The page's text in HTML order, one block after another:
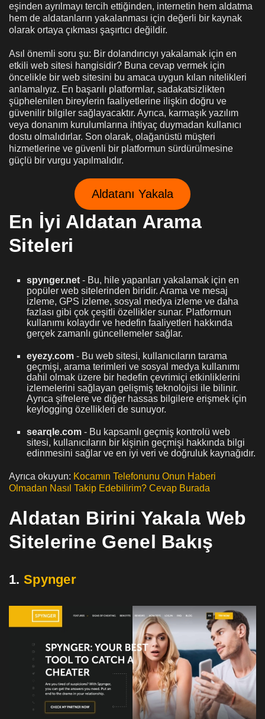
eşinden ayrılmayı tercih ettiğinden, internetin hem aldatma
hem de aldatanların yakalanması için değerli bir kaynak
olarak ortaya çıkması şaşırtıcı değildir.
Asıl önemli soru şu: Bir dolandırıcıyı yakalamak için en
etkili web sitesi hangisidir? Buna cevap vermek için
öncelikle bir web sitesini bu amaca uygun kılan nitelikleri
anlamalıyız. En başarılı platformlar, sadakatsizlikten
şüphelenilen bireylerin faaliyetlerine ilişkin doğru ve
güvenilir bilgiler sağlayacaktır. Ayrıca, karmaşık yazılım
veya donanım kurulumlarına ihtiyaç duymadan kullanıcı
dostu olmalıdırlar. Son olarak, olağanüstü müşteri
hizmetlerine ve güvenli bir platformun sürdürülmesine
güçlü bir vurgu yapılmalıdır.
Aldatanı Yakala
En İyi Aldatan Arama
Siteleri
spynger.net - Bu, hile yapanları yakalamak için en
popüler web sitelerinden biridir. Arama ve mesaj
izleme, GPS izleme, sosyal medya izleme ve daha
fazlası gibi çok çeşitli özellikler sunar. Platformun
kullanımı kolaydır ve hedefin faaliyetleri hakkında
gerçek zamanlı güncellemeler sağlar.
eyezy.com - Bu web sitesi, kullanıcıların tarama
geçmişi, arama terimleri ve sosyal medya kullanımı
dahil olmak üzere bir hedefin çevrimiçi etkinliklerini
izlemelerini sağlayan gelişmiş teknolojisi ile bilinir.
Ayrıca şifrelere ve diğer hassas bilgilere erişmek için
keylogging özellikleri de sunuyor.
searqle.com - Bu kapsamlı geçmiş kontrolü web
sitesi, kullanıcıların bir kişinin geçmişi hakkında bilgi
edinmesini sağlar ve en iyi veri ve doğruluk kaynağıdır.
Ayrıca okuyun: Kocamın Telefonunu Onun Haberi
Olmadan Nasıl Takip Edebilirim? Cevap Burada
Aldatan Birini Yakala Web
Sitelerine Genel Bakış
1. Spynger